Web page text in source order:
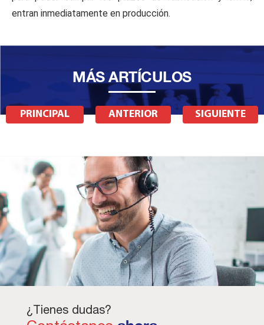
entran inmediatamente en producción.
MÁS ARTÍCULOS
PRINCIPAL ANTERIOR SIGUIENTE
¿Tienes dudas?